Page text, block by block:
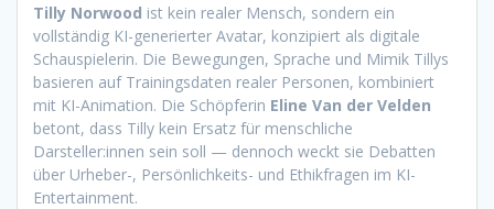
Tilly Norwood ist kein realer Mensch, sondern ein
vollständig KI-generierter Avatar, konzipiert als digitale
Schauspielerin. Die Bewegungen, Sprache und Mimik Tillys
basieren auf Trainingsdaten realer Personen, kombiniert
mit KI-Animation. Die Schöpferin Eline Van der Velden
betont, dass Tilly kein Ersatz für menschliche
Darsteller:innen sein soll — dennoch weckt sie Debatten
über Urheber-, Persönlichkeits- und Ethikfragen im KI-
Entertainment.